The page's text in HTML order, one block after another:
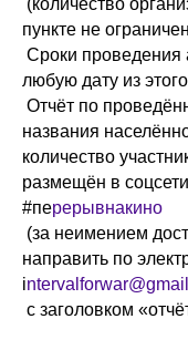
(количество
пункте не
Сроки проведения
любую дату из
Отчёт по
названия
количество
размещён в
#перерывнакино
(за неимением
направить по
i
с заголовком